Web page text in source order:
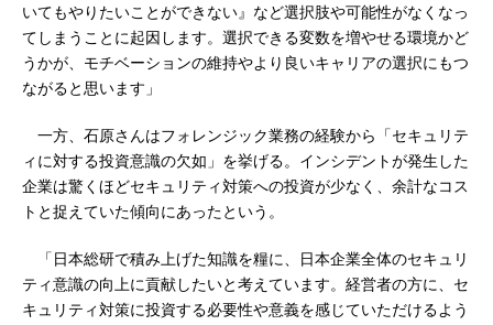
いてもやりたいことができない』など選択肢や可能性がなくなっ
てしまうことに起因します。選択できる変数を増やせる環境かど
うかが、モチベーションの維持やより良いキャリアの選択にもつ
ながると思います」
一方、石原さんはフォレンジック業務の経験から「セキュリテ
ィに対する投資意識の欠如」を挙げる。インシデントが発生した
企業は驚くほどセキュリティ対策への投資が少なく、余計なコス
トと捉えていた傾向にあったという。
「日本総研で積み上げた知識を糧に、日本企業全体のセキュリ
ティ意識の向上に貢献したいと考えています。経営者の方に、セ
キュリティ対策に投資する必要性や意義を感じていただけるよう